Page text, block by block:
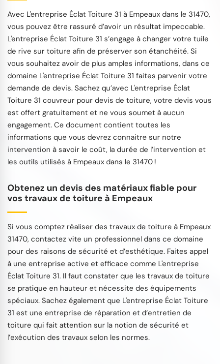
Avec L'entreprise Éclat Toiture 31 à Empeaux dans le 31470,
vous pouvez être rassuré d’avoir un résultat impeccable.
L'entreprise Éclat Toiture 31 s’engage à changer votre tuile
de rive sur toiture afin de préserver son étanchéité. Si
vous souhaitez avoir de plus amples informations, dans ce
domaine L'entreprise Éclat Toiture 31 faites parvenir votre
demande de devis. Sachez qu’avec L'entreprise Éclat
Toiture 31 couvreur pour devis de toiture, votre devis vous
est offert gratuitement et ne vous soumet à aucun
engagement. Ce document contient toutes les
informations que vous devrez connaitre sur notre
intervention à savoir le coût, la durée de l’intervention et
les outils utilisés à Empeaux dans le 31470 !
Obtenez un devis des matériaux fiable pour
vos travaux de toiture à Empeaux
Si vous comptez réaliser des travaux de toiture à Empeaux
31470, contactez vite un professionnel dans ce domaine
pour des raisons de sécurité et d’esthétique. Faites appel
à une entreprise active et efficace comme L'entreprise
Éclat Toiture 31. Il faut constater que les travaux de toiture
se pratique en hauteur et nécessite des équipements
spéciaux. Sachez également que L'entreprise Éclat Toiture
31 est une entreprise de réparation et d’entretien de
toiture qui fait attention sur la notion de sécurité et
l’exécution des travaux selon les normes.